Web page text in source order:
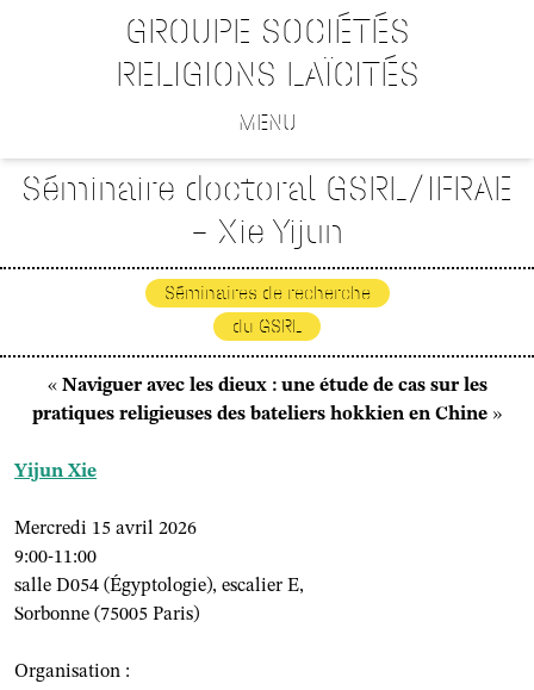
GROUPE SOCIÉTÉS
RELIGIONS LAÏCITÉS
MENU
Séminaire doctoral GSRL/IFRAE
– Xie Yijun
Séminaires de recherche
du GSRL
« Naviguer avec les dieux : une étude de cas sur les
pratiques religieuses des bateliers hokkien en Chine »
Yijun Xie
Mercredi 15 avril 2026
9:00-11:00
salle D054 (Égyptologie), escalier E,
Sorbonne (75005 Paris)
Organisation :